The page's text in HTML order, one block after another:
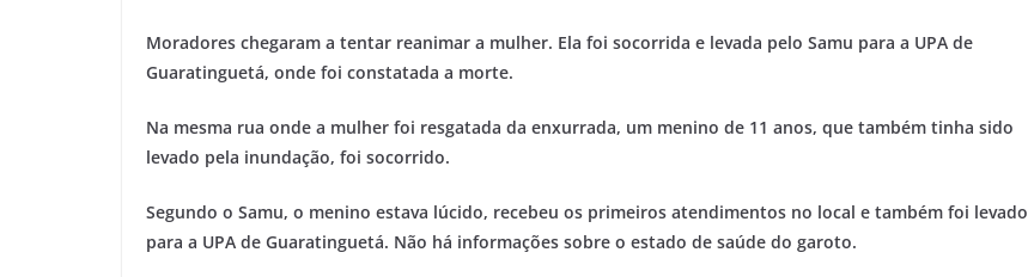
Moradores chegaram a tentar reanimar a mulher. Ela foi socorrida e levada pelo Samu para a UPA de
Guaratinguetá, onde foi constatada a morte.
Na mesma rua onde a mulher foi resgatada da enxurrada, um menino de 11 anos, que também tinha sido
levado pela inundação, foi socorrido.
Segundo o Samu, o menino estava lúcido, recebeu os primeiros atendimentos no local e também foi levado
para a UPA de Guaratinguetá. Não há informações sobre o estado de saúde do garoto.